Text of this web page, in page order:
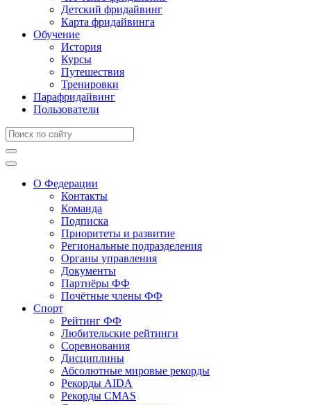
Детский фридайвинг
Карта фридайвинга
Обучение
История
Курсы
Путешествия
Тренировки
Парафридайвинг
Пользователи
О Федерации
Контакты
Команда
Подписка
Приоритеты и развитие
Региональные подразделения
Органы управления
Документы
Партнёры ФФ
Почётные члены ФФ
Спорт
Рейтинг ФФ
Любительские рейтинги
Соревнования
Дисциплины
Абсолютные мировые рекорды
Рекорды AIDA
Рекорды CMAS